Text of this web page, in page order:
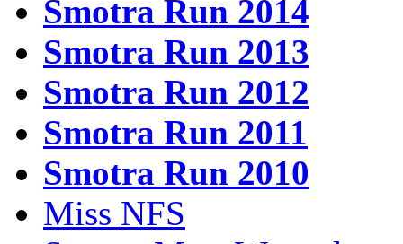
Smotra Run 2014
Smotra Run 2013
Smotra Run 2012
Smotra Run 2011
Smotra Run 2010
Miss NFS